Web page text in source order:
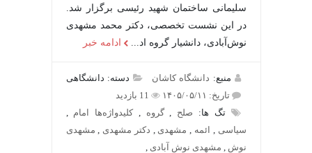
سلیمانی ساختمان شهید رئیسی برگزار شد.
در این نشست تخصصی، دکتر محمد مشهدی
نوش‌آبادی، دانشیار گروه اد...
ادامه خبر
منبع:دانشگاه کاشان
دسته: دانشگاهی
تاریخ: ۱۴۰۵/۰۵/۱۱
11 بازدید
تگ ها:صلح,گروه ,کلیدواژه‌ها امام,
سیاسی,ائمه ,مشهدی,دکتر مشهدی,مشهدی
مشهدی نوش آبادی,